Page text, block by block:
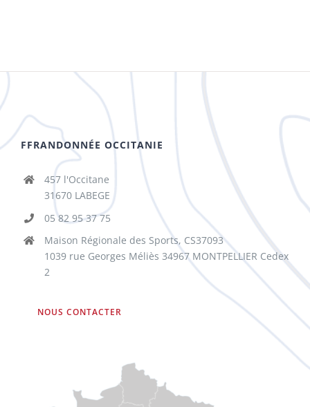
FFRANDONNÉE OCCITANIE
457 l'Occitane
31670 LABEGE
05 82 95 37 75
Maison Régionale des Sports, CS37093
1039 rue Georges Méliès 34967 MONTPELLIER Cedex
2
NOUS CONTACTER